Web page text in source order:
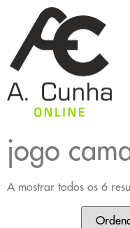
jogo
A mostrar todos os 6